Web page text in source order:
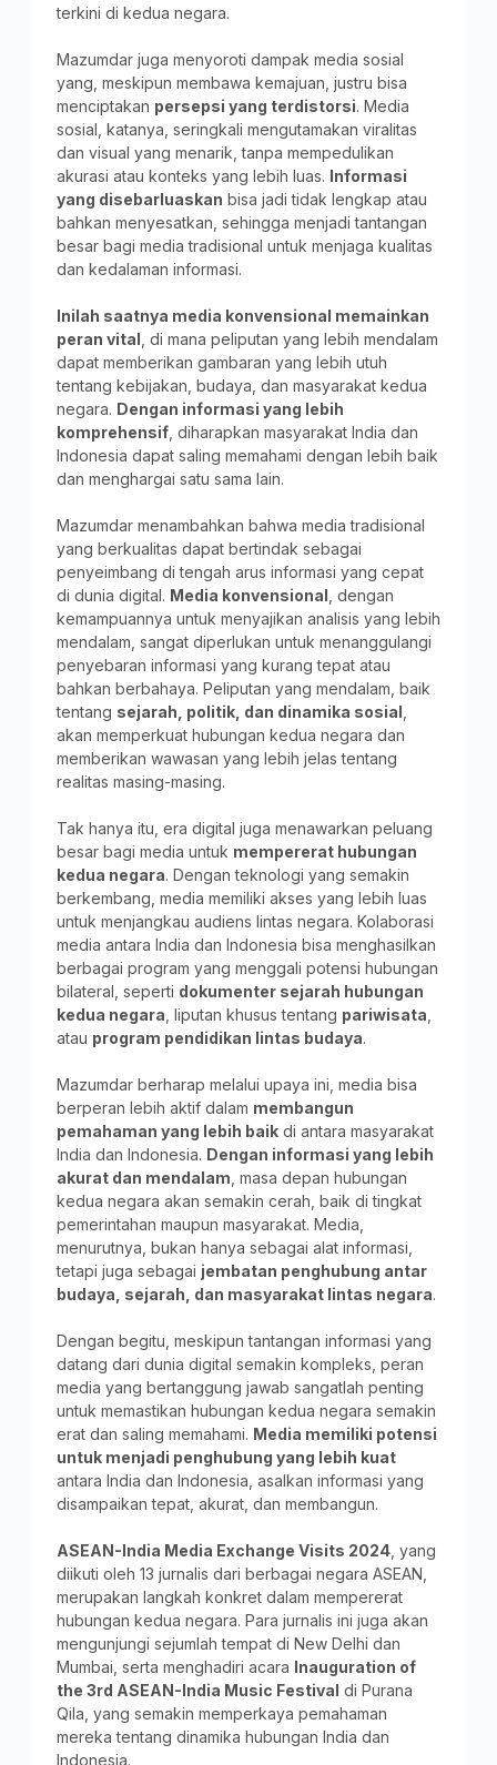
terkini di kedua negara.
Mazumdar juga menyoroti dampak media sosial
yang, meskipun membawa kemajuan, justru bisa
menciptakan persepsi yang terdistorsi. Media
sosial, katanya, seringkali mengutamakan viralitas
dan visual yang menarik, tanpa mempedulikan
akurasi atau konteks yang lebih luas. Informasi
yang disebarluaskan bisa jadi tidak lengkap atau
bahkan menyesatkan, sehingga menjadi tantangan
besar bagi media tradisional untuk menjaga kualitas
dan kedalaman informasi.
Inilah saatnya media konvensional memainkan
peran vital , di mana peliputan yang lebih mendalam
dapat memberikan gambaran yang lebih utuh
tentang kebijakan, budaya, dan masyarakat kedua
negara. Dengan informasi yang lebih
komprehensif, diharapkan masyarakat India dan
Indonesia dapat saling memahami dengan lebih baik
dan menghargai satu sama lain.
Mazumdar menambahkan bahwa media tradisional
yang berkualitas dapat bertindak sebagai
penyeimbang di tengah arus informasi yang cepat
di dunia digital. Media konvensional , dengan
kemampuannya untuk menyajikan analisis yang lebih
mendalam, sangat diperlukan untuk menanggulangi
penyebaran informasi yang kurang tepat atau
bahkan berbahaya. Peliputan yang mendalam, baik
tentang sejarah, politik, dan dinamika sosial
akan memperkuat hubungan kedua negara dan
memberikan wawasan yang lebih jelas tentang
realitas masing-masing.
Tak hanya itu, era digital juga menawarkan peluang
besar bagi media untuk mempererat hubungan
kedua negara. Dengan teknologi yang semakin
berkembang, media memiliki akses yang lebih luas
untuk menjangkau audiens lintas negara. Kolaborasi
media antara India dan Indonesia bisa menghasilkan
berbagai program yang menggali potensi hubungan
bilateral, seperti dokumenter sejarah hubungan
kedua negara , liputan khusus tentang pariwisata
atau program pendidikan lintas budaya.
Mazumdar berharap melalui upaya ini, media bisa
berperan lebih aktif dalam membangun
pemahaman yang lebih baikdi antara masyarakat
India dan Indonesia. Dengan informasi yang lebih
akurat dan mendalam , masa depan hubungan
kedua negara akan semakin cerah, baik di tingkat
pemerintahan maupun masyarakat. Media,
menurutnya, bukan hanya sebagai alat informasi,
tetapi juga sebagai jembatan penghubung antar
budaya, sejarah, dan masyarakat lintas negara.
Dengan begitu, meskipun tantangan informasi yang
datang dari dunia digital semakin kompleks, peran
media yang bertanggung jawab sangatlah penting
untuk memastikan hubungan kedua negara semakin
erat dan saling memahami. Media memiliki potensi
untuk menjadi penghubung yang lebih kuat
antara India dan Indonesia, asalkan informasi yang
disampaikan tepat, akurat, dan membangun.
ASEAN-India Media Exchange Visits 2024, yang
diikuti oleh 13 jurnalis dari berbagai negara ASEAN,
merupakan langkah konkret dalam mempererat
hubungan kedua negara. Para jurnalis ini juga akan
mengunjungi sejumlah tempat di New Delhi dan
Mumbai, serta menghadiri acara Inauguration of
the 3rd ASEAN-India Music Festival di Purana
Qila, yang semakin memperkaya pemahaman
mereka tentang dinamika hubungan India dan
Indonesia.